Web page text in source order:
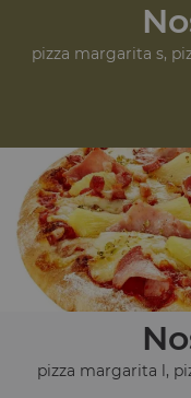
pizza margarita s,
pizza margarita l,